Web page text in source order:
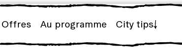
Offres Au programme City tips